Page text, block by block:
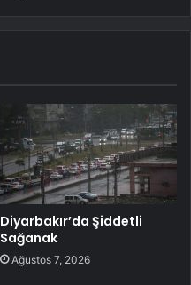
Diyarbakır’da Şiddetli
Sağanak
Ağustos 7, 2026